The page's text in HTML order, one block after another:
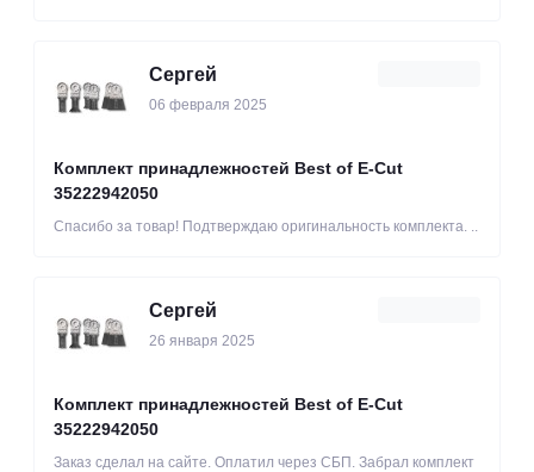
Сергей
06 февраля 2025
Комплект принадлежностей Best of E-Cut
35222942050
Спасибо за товар! Подтверждаю оригинальность комплекта. ..
Сергей
26 января 2025
Комплект принадлежностей Best of E-Cut
35222942050
Заказ сделал на сайте. Оплатил через СБП. Забрал комплект